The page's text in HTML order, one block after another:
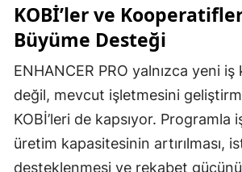
KOBİ’ler ve
Büyüme Desteği
ENHANCER PRO yalnızca yeni iş
değil, mevcut işletmesini
KOBİ’leri de kapsıyor. Programla
üretim kapasitesinin artırılması,
desteklenmesi ve rekabet